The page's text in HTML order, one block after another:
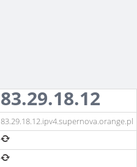
83.29.18.12
83.29.18.12.ipv4.supernova.orange.pl